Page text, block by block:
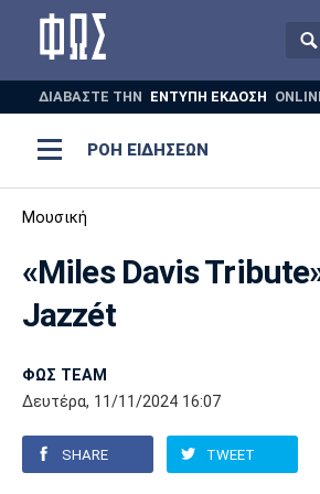
ΔΙΑΒΑΣΤΕ THN ΕΝΤΥΠΗ ΕΚΔΟΣΗ
ΡΟΗ ΕΙΔΗΣΕΩΝ
AUTO-MOTO
Ποδόσφαιρο
Super League 1
Super League 2
Γ Εθνική
Ελλάδα
Μπάσκετ
Ελλάδα
Εθνική
EuroLeague
Ολυμπιακοί Αγώνες
Βόλεϊ
Πόλο
Ολυμπιακός
Παναθηναϊκός Ατρόμητος
Μουσική
«Miles Davis
Jazzét
ΦΩΣ TEAM
Δευτέρα, 11/11/2024 16:07
SHARE TWEET